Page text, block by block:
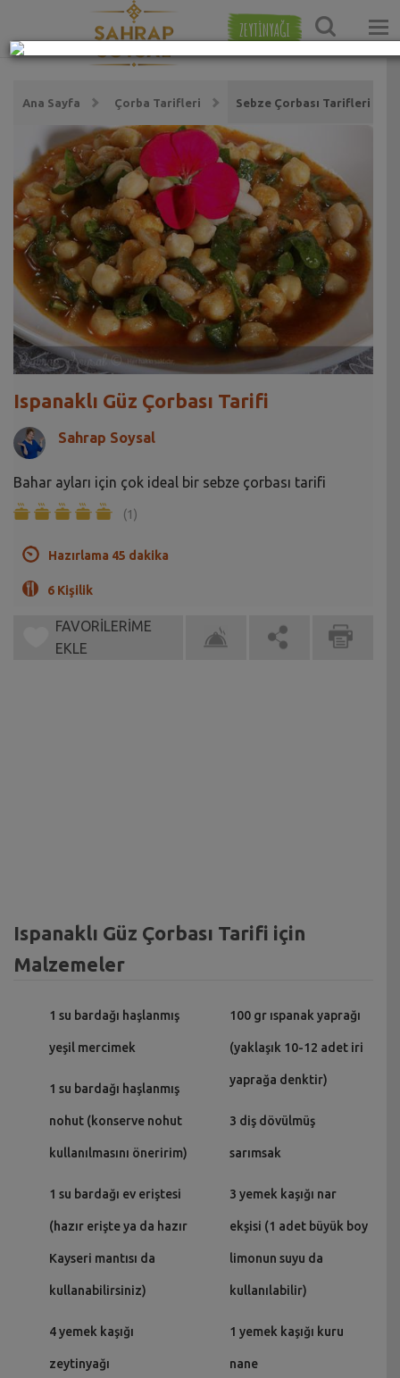
ZEYTİNYAĞI
Ana Sayfa Çorba Tarifleri Sebze Çorbası Tarifleri
Ispanaklı Güz Çorbası Tarifi
Sahrap Soysal
Bahar ayları için çok ideal bir sebze çorbası tarifi
(1)
Hazırlama 45 dakika
6 Kişilik
FAVORİLERİME
EKLE
Ispanaklı Güz Çorbası Tarifi için
Malzemeler
1 su bardağı haşlanmış
yeşil mercimek
1 su bardağı haşlanmış
nohut (konserve nohut
kullanılmasını öneririm)
1 su bardağı ev eriştesi
(hazır erişte ya da hazır
Kayseri mantısı da
kullanabilirsiniz)
4 yemek kaşığı
zeytinyağı
100 gr ıspanak yaprağı
(yaklaşık 10-12 adet iri
yaprağa denktir)
3 diş dövülmüş
sarımsak
3 yemek kaşığı nar
ekşisi (1 adet büyük boy
limonun suyu da
kullanılabilir)
1 yemek kaşığı kuru
nane